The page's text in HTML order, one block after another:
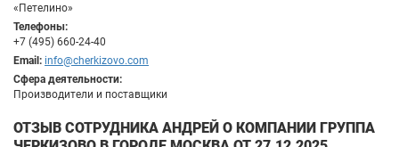
«Петелино»
Телефоны:
+7 (495) 660-24-40
Email: info@cherkizovo.com
Сфера деятельности:
Производители и поставщики
ОТЗЫВ СОТРУДНИКА АНДРЕЙ О КОМПАНИИ ГРУППА